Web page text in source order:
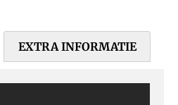
EXTRA INFORMATIE